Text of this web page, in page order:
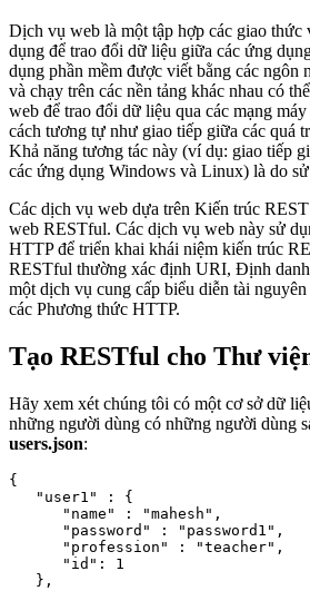
Dịch vụ web là một tập hợp các giao thức
dụng để trao đổi dữ liệu giữa các ứng
dụng phần mềm được viết bằng các ngôn
và chạy trên các nền tảng khác nhau có
web để trao đổi dữ liệu qua các mạng
cách tương tự như giao tiếp giữa các quá
Khả năng tương tác này (ví dụ: giao tiếp
các ứng dụng Windows và Linux) là do
Các dịch vụ web dựa trên Kiến trúc
web RESTful. Các dịch vụ web này sử
HTTP để triển khai khái niệm kiến ​​trúc
RESTful thường xác định URI, Định
một dịch vụ cung cấp biểu diễn tài
các Phương thức HTTP.
Tạo RESTful cho Thư
Hãy xem xét chúng tôi có một cơ sở dữ
những người dùng có những người dùng
users.json:
{
   "user1" : {
      "name" : "mahesh",
      "password" : "password1",
      "profession" : "teacher",
      "id": 1
   },